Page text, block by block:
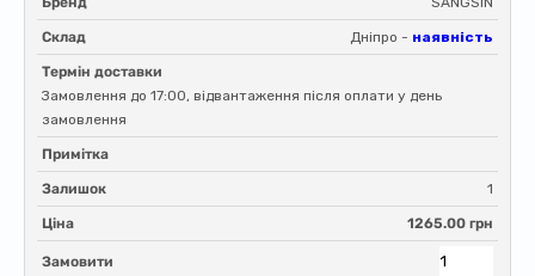
Склад Дніпро - наявність
Термін доставки
Замовлення до 17:00, відвантаження після оплати у день
замовлення
Примітка
Залишок 1
Ціна 1265.00 грн
Замовити